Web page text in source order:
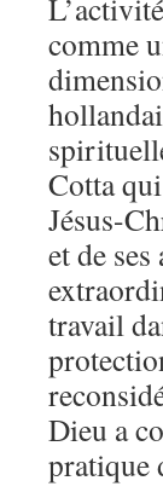
comme
Cotta
Jésus-
et de
travail
Dieu a
pratique